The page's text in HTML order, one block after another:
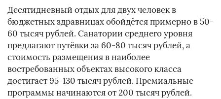
Десятидневный отдых для двух человек в
бюджетных здравницах обойдётся примерно в 50-
60 тысяч рублей. Санатории среднего уровня
предлагают путёвки за 60-80 тысяч рублей, а
стоимость размещения в наиболее
востребованных объектах высокого класса
достигает 95-130 тысяч рублей. Премиальные
программы начинаются от 200 тысяч рублей.